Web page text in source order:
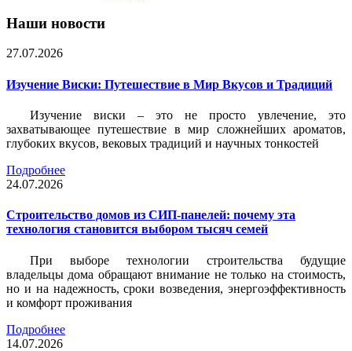
Наши новости
27.07.2026
Изучение Виски: Путешествие в Мир Вкусов и Традиций
Изучение виски – это не просто увлечение, это
захватывающее путешествие в мир сложнейших ароматов,
глубоких вкусов, вековых традиций и научных тонкостей
Подробнее
24.07.2026
Строительство домов из СИП-панелей: почему эта
технология становится выбором тысяч семей
При выборе технологии строительства будущие
владельцы дома обращают внимание не только на стоимость,
но и на надежность, сроки возведения, энергоэффективность
и комфорт проживания
Подробнее
14.07.2026